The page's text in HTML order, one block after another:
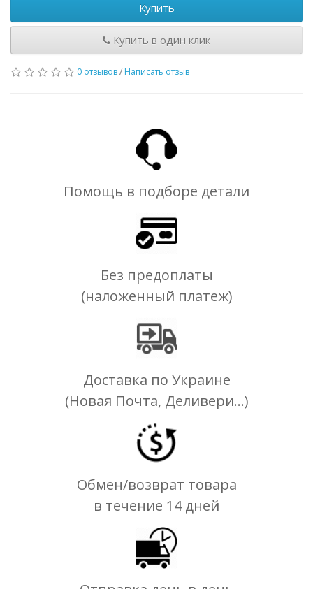
Купить
Купить в один клик
0 отзывов/ Написать отзыв
Помощь в подборе детали
Без предоплаты
(наложенный платеж)
Доставка по Украине
(Новая Почта, Деливери...)
Обмен/возврат товара
в течение 14 дней